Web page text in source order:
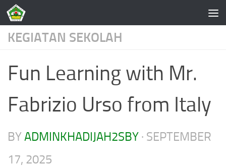
Skip to content
KEGIATAN SEKOLAH
Fun Learning with Mr.
Fabrizio Urso from Italy
BYADMINKHADIJAH2SBY · SEPTEMBER
17, 2025